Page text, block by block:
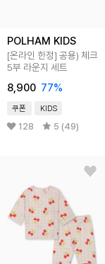
POLHAM KIDS
[온라인 한정] 공용) 체크
5부 라운지 세트
8,900 77%
쿠폰 KIDS
128 5 (49)